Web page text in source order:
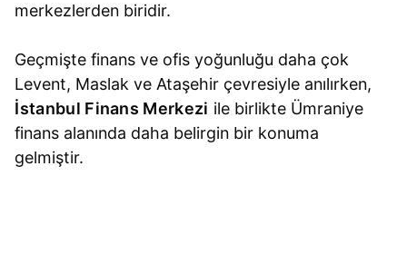
merkezlerden biridir.
Geçmişte finans ve ofis yoğunluğu daha çok
Levent, Maslak ve Ataşehir çevresiyle anılırken,
İstanbul Finans Merkezi ile birlikte Ümraniye
finans alanında daha belirgin bir konuma
gelmiştir.